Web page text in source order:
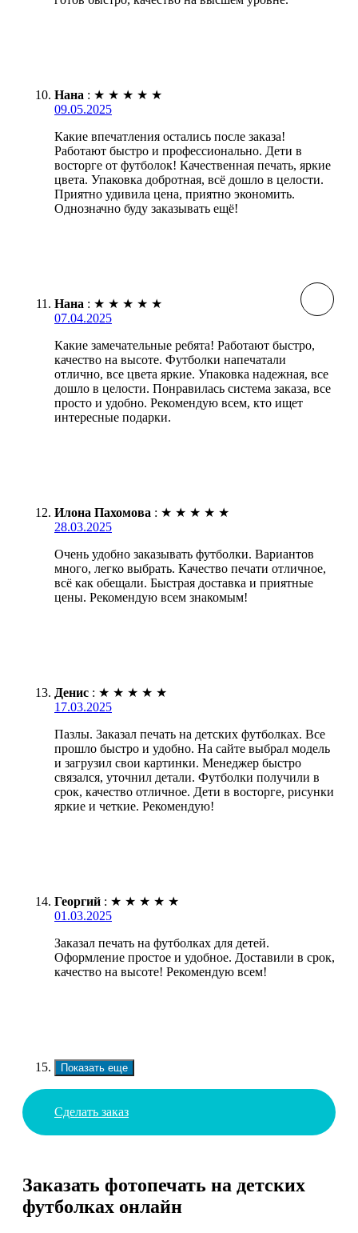
Нана : ★ ★ ★ ★ ★
09.05.2025
Какие впечатления остались после заказа!
Работают быстро и профессионально. Дети в
восторге от футболок! Качественная печать, яркие
цвета. Упаковка добротная, всё дошло в целости.
Приятно удивила цена, приятно экономить.
Однозначно буду заказывать ещё!
Нана : ★ ★ ★ ★ ★
07.04.2025
Какие замечательные ребята! Работают быстро,
качество на высоте. Футболки напечатали
отлично, все цвета яркие. Упаковка надежная, все
дошло в целости. Понравилась система заказа, все
просто и удобно. Рекомендую всем, кто ищет
интересные подарки.
Илона Пахомова : ★ ★ ★ ★ ★
28.03.2025
Очень удобно заказывать футболки. Вариантов
много, легко выбрать. Качество печати отличное,
всё как обещали. Быстрая доставка и приятные
цены. Рекомендую всем знакомым!
Денис : ★ ★ ★ ★ ★
17.03.2025
Пазлы. Заказал печать на детских футболках. Все
прошло быстро и удобно. На сайте выбрал модель
и загрузил свои картинки. Менеджер быстро
связался, уточнил детали. Футболки получили в
срок, качество отличное. Дети в восторге, рисунки
яркие и четкие. Рекомендую!
Георгий : ★ ★ ★ ★ ★
01.03.2025
Заказал печать на футболках для детей.
Оформление простое и удобное. Доставили в срок,
качество на высоте! Рекомендую всем!
Показать еще
Сделать заказ
Заказать фотопечать на детских
футболках онлайн